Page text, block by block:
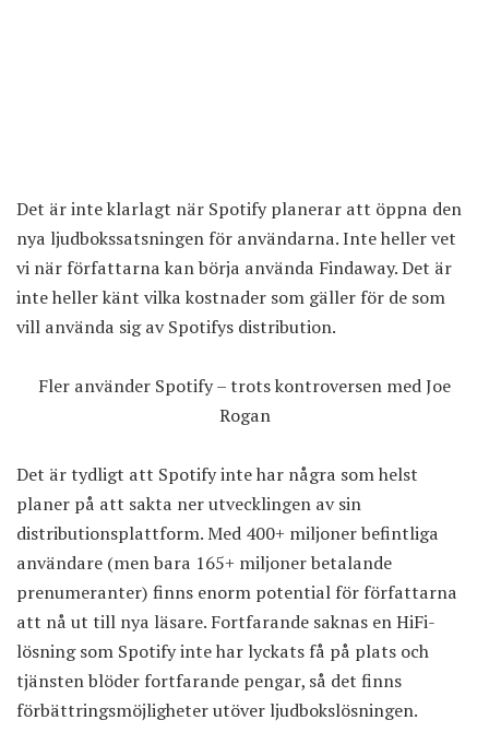
Det är inte klarlagt när Spotify planerar att öppna den
nya ljudbokssatsningen för användarna. Inte heller vet
vi när författarna kan börja använda Findaway. Det är
inte heller känt vilka kostnader som gäller för de som
vill använda sig av Spotifys distribution.
Fler använder Spotify – trots kontroversen med Joe
Rogan
Det är tydligt att Spotify inte har några som helst
planer på att sakta ner utvecklingen av sin
distributionsplattform. Med 400+ miljoner befintliga
användare (men bara 165+ miljoner betalande
prenumeranter) finns enorm potential för författarna
att nå ut till nya läsare. Fortfarande saknas en HiFi-
lösning som Spotify inte har lyckats få på plats och
tjänsten blöder fortfarande pengar, så det finns
förbättringsmöjligheter utöver ljudbokslösningen.